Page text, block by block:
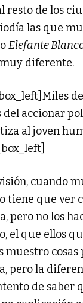
resto de los
las que
oElefante
diferente.
del accionar
al joven
cuando
tiene que ver
pero no los
el que ellos
muestro
pero la
de saber